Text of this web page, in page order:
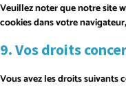
Veuillez noter que notre site
cookies dans votre
9. Vos droits
Vous avez les droits suivants